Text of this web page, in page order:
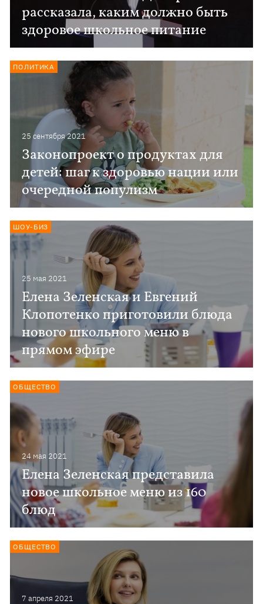
рассказала, каким должно быть
здоровое школьное питание
25 сентября 2021
Законопроект о продуктах для
детей: шаг к здоровью нации или
очередной популизм
ПОЛИТИКА
25 мая 2021
Елена Зеленская и Евгений
Клопотенко приготовили блюда
нового школьного меню в
прямом эфире
ШОУ-БИЗ
24 мая 2021
Елена Зеленская представила
новое школьное меню из 160
блюд
ОБЩЕСТВО
7 апреля 2021
ОБЩЕСТВО